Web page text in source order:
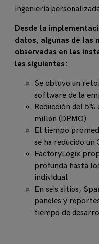
ingeniería
Desde la
datos, algunas de las
observadas en las
las siguientes:
Se obtuvo un
software de la
Reducción del
millón (DPMO)
El tiempo
se ha reducido un
FactoryLogix
profunda hasta
individual
En seis sitios,
paneles y
tiempo de